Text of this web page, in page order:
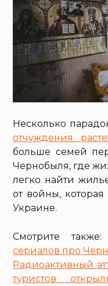
Несколько
отчуждения
больше семей
Чернобыля, где
легко найти
от войны,
Украине.
Смотрите
сериалов про
Радиоактивный
туристов